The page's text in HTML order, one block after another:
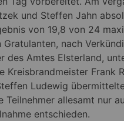
und Steffen Jahn
von 19,8 von 24
nach
des Amtes Elsterland,
Frank
Ludewig
allesamt nur
entschieden.